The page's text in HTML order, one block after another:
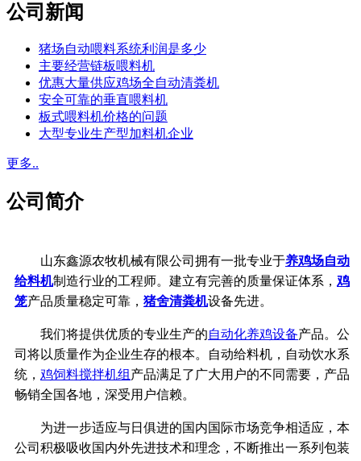
公司新闻
猪场自动喂料系统利润是多少
主要经营链板喂料机
优惠大量供应鸡场全自动清粪机
安全可靠的垂直喂料机
板式喂料机价格的问题
大型专业生产型加料机企业
更多..
公司简介
山东鑫源农牧机械有限公司拥有一批专业于养鸡场自动
给料机制造行业的工程师。建立有完善的质量保证体系， 鸡
笼产品质量稳定可靠， 猪舍清粪机设备先进。
我们将提供优质的专业生产的自动化养鸡设备产品。公
司将以质量作为企业生存的根本。自动给料机，自动饮水系
统， 鸡饲料搅拌机组 产品满足了广大用户的不同需要，产品
畅销全国各地，深受用户信赖。
为进一步适应与日俱进的国内国际市场竞争相适应，本
公司积极吸收国内外先进技术和理念，不断推出一系列包装